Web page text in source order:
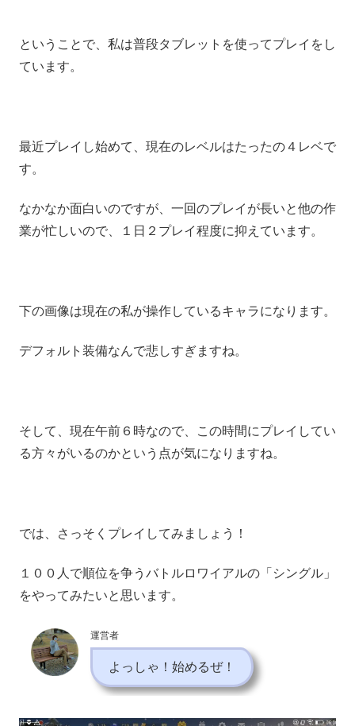
ということで、私は普段タブレットを使ってプレイをし
ています。
最近プレイし始めて、現在のレベルはたったの４レベで
す。
なかなか面白いのですが、一回のプレイが長いと他の作
業が忙しいので、１日２プレイ程度に抑えています。
下の画像は現在の私が操作しているキャラになります。
デフォルト装備なんで悲しすぎますね。
そして、現在午前６時なので、この時間にプレイしてい
る方々がいるのかという点が気になりますね。
では、さっそくプレイしてみましょう！
１００人で順位を争うバトルロワイアルの「シングル」
をやってみたいと思います。
運営者
よっしゃ！始めるぜ！